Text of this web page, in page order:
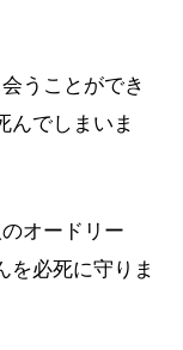
うことができ
んでしまいま
オードリー
を必死に守りま